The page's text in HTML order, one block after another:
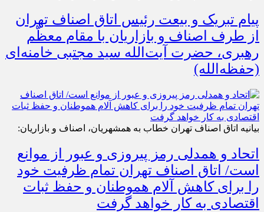
پیام تبریک و بیعت رئیس اتاق اصناف تهران
از طرف اصناف و بازاریان با مقام معظّم
رهبری، حضرت آیت‌الله سید مجتبی خامنه‌ای
(حفظه‌الله)
بیانیه اتاق اصناف تهران خطاب به همشهریان، اصناف و بازاریان:
اتحاد و همدلی رمز پیروزی و عبور از موانع
است/ اتاق اصناف تهران تمام ظرفیت خود
را برای کاهش آلام هموطنان و حفظ ثبات
اقتصادی به کار خواهد گرفت